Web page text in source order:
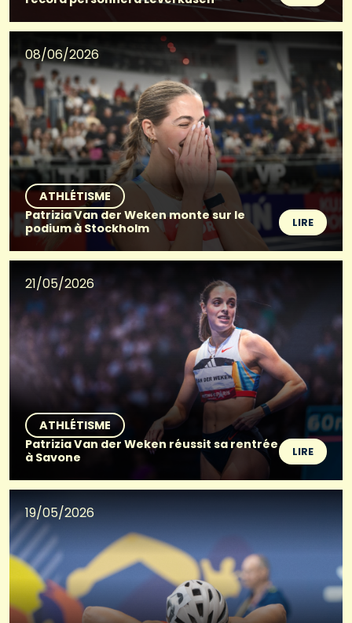
08/06/2026
ATHLÉTISME
Patrizia Van der Weken monte sur le
podium à Stockholm
LIRE
21/05/2026
ATHLÉTISME
Patrizia Van der Weken réussit sa rentrée
à Savone
LIRE
19/05/2026